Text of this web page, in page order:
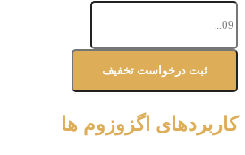
کاربردهای اگزوزوم ها